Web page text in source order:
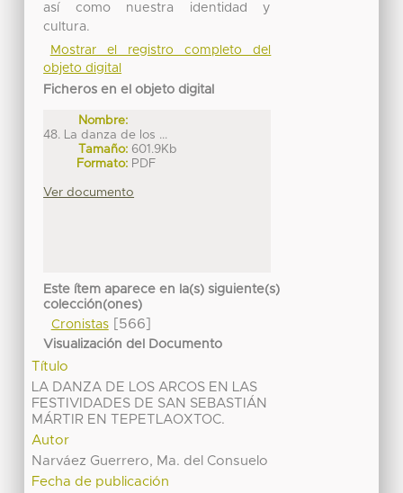
así como nuestra identidad y
cultura.
Mostrar el registro completo del
objeto digital
Ficheros en el objeto digital
Nombre:
48. La danza de los ...
Tamaño: 601.9Kb
Formato: PDF
Ver documento
Este ítem aparece en la(s) siguiente(s)
colección(ones)
Cronistas[566]
Visualización del Documento
Título
LA DANZA DE LOS ARCOS EN LAS
FESTIVIDADES DE SAN SEBASTIÁN
MÁRTIR EN TEPETLAOXTOC.
Autor
Narváez Guerrero, Ma. del Consuelo
Fecha de publicación